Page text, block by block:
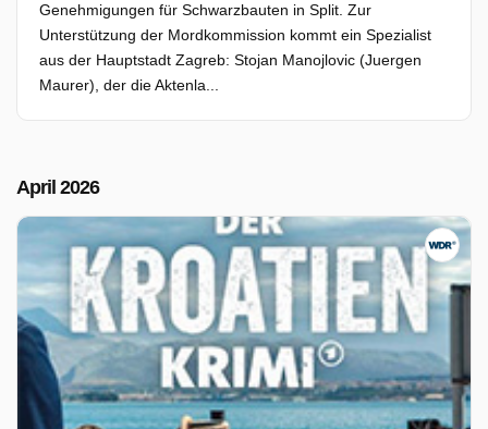
Genehmigungen für Schwarzbauten in Split. Zur
Unterstützung der Mordkommission kommt ein Spezialist
aus der Hauptstadt Zagreb: Stojan Manojlovic (Juergen
Maurer), der die Aktenla...
April 2026